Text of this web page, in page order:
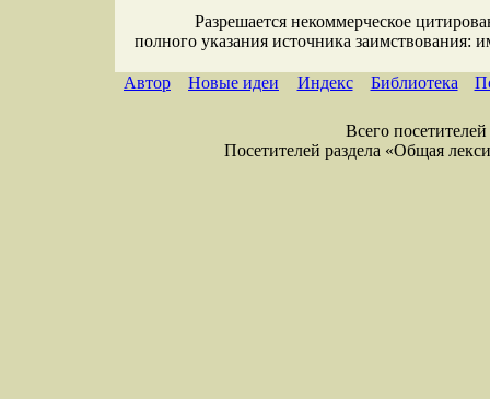
Разрешается некоммерческое
полного указания источника заимствования:
Автор Новые идеи Индекс Библиотека
Всего
Посетителей раздела «Общая